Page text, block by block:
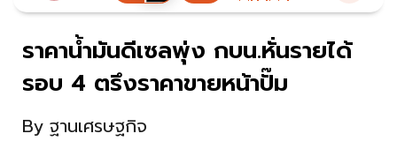
ราคาน้ำมันดีเซลพุ่ง กบน.หั่นรายได้
รอบ 4 ตรึงราคาขายหน้าปั๊ม
By ฐานเศรษฐกิจ